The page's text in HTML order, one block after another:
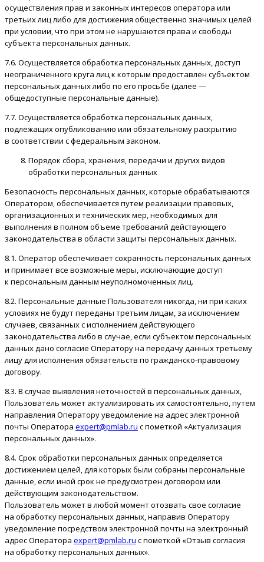
осуществления прав и законных интересов оператора или
третьих лиц либо для достижения общественно значимых целей
при условии, что при этом не нарушаются права и свободы
субъекта персональных данных.
7.6. Осуществляется обработка персональных данных, доступ
неограниченного круга лиц к которым предоставлен субъектом
персональных данных либо по его просьбе (далее —
общедоступные персональные данные).
7.7. Осуществляется обработка персональных данных,
подлежащих опубликованию или обязательному раскрытию
в соответствии с федеральным законом.
Порядок сбора, хранения, передачи и других видов
обработки персональных данных
Безопасность персональных данных, которые обрабатываются
Оператором, обеспечивается путем реализации правовых,
организационных и технических мер, необходимых для
выполнения в полном объеме требований действующего
законодательства в области защиты персональных данных.
8.1. Оператор обеспечивает сохранность персональных данных
и принимает все возможные меры, исключающие доступ
к персональным данным неуполномоченных лиц.
8.2. Персональные данные Пользователя никогда, ни при каких
условиях не будут переданы третьим лицам, за исключением
случаев, связанных с исполнением действующего
законодательства либо в случае, если субъектом персональных
данных дано согласие Оператору на передачу данных третьему
лицу для исполнения обязательств по гражданско-правовому
договору.
8.3. В случае выявления неточностей в персональных данных,
Пользователь может актуализировать их самостоятельно, путем
направления Оператору уведомление на адрес электронной
почты Оператора expert@pmlab.ru с пометкой «Актуализация
персональных данных».
8.4. Срок обработки персональных данных определяется
достижением целей, для которых были собраны персональные
данные, если иной срок не предусмотрен договором или
действующим законодательством.
Пользователь может в любой момент отозвать свое согласие
на обработку персональных данных, направив Оператору
уведомление посредством электронной почты на электронный
адрес Оператора expert@pmlab.ru с пометкой «Отзыв согласия
на обработку персональных данных».